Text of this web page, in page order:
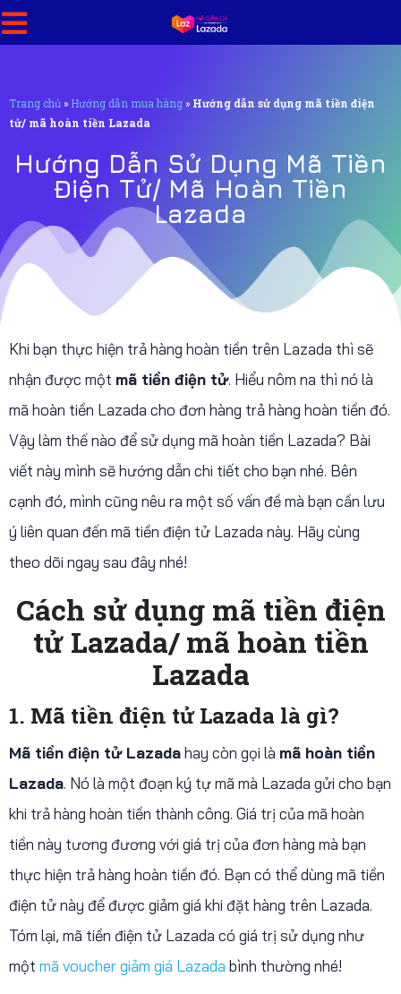
Trang chủ » Hướng dẫn mua hàng » Hướng dẫn sử dụng mã tiền điện
tử/ mã hoàn tiền Lazada
Hướng Dẫn Sử Dụng Mã Tiền
Điện Tử/ Mã Hoàn Tiền
Lazada
Khi bạn thực hiện trả hàng hoàn tiền trên Lazada thì sẽ
nhận được một mã tiền điện tử. Hiểu nôm na thì nó là
mã hoàn tiền Lazada cho đơn hàng trả hàng hoàn tiền đó.
Vậy làm thế nào để sử dụng mã hoàn tiền Lazada? Bài
viết này mình sẽ hướng dẫn chi tiết cho bạn nhé. Bên
cạnh đó, mình cũng nêu ra một số vấn đề mà bạn cần lưu
ý liên quan đến mã tiền điện tử Lazada này. Hãy cùng
theo dõi ngay sau đây nhé!
Cách sử dụng mã tiền điện
tử Lazada/ mã hoàn tiền
Lazada
1. Mã tiền điện tử Lazada là gì?
Mã tiền điện tử Lazadahay còn gọi là mã hoàn tiền
Lazada. Nó là một đoạn ký tự mã mà Lazada gửi cho bạn
khi trả hàng hoàn tiền thành công. Giá trị của mã hoàn
tiền này tương đương với giá trị của đơn hàng mà bạn
thực hiện trả hàng hoàn tiền đó. Bạn có thể dùng mã tiền
điện tử này để được giảm giá khi đặt hàng trên Lazada.
Tóm lại, mã tiền điện tử Lazada có giá trị sử dụng như
một mã voucher giảm giá Lazada bình thường nhé!